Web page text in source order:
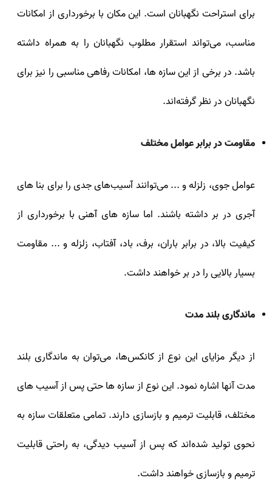
برای استراحت نگهبانان است. این مکان با برخورداری از امکانات
مناسب، می‌تواند استقرار مطلوب نگهبانان را به همراه داشته
باشد. در برخی از این سازه‌ ها، امکانات رفاهی مناسبی را نیز برای
نگهبانان در نظر گرفته‌اند.
مقاومت در برابر عوامل مختلف
عوامل جوی، زلزله و ... می‌توانند آسیب‌های جدی را برای بنا های
آجری در بر داشته باشند. اما سازه‌ های آهنی با برخورداری از
کیفیت بالا، در برابر باران، برف، باد، آفتاب، زلزله و ... مقاومت
بسیار بالایی را در بر خواهند داشت.
ماندگاری بلند مدت
از دیگر مزایای این نوع از کانکس‌ها، می‌توان به ماندگاری بلند
مدت آنها اشاره نمود. این نوع از سازه‌ ها حتی پس از آسیب‌ های
مختلف، قابلیت ترمیم و بازسازی دارند. تمامی متعلقات سازه به
نحوی تولید شده‌اند که پس از آسیب دیدگی، به راحتی قابلیت
ترمیم و بازسازی خواهند داشت.